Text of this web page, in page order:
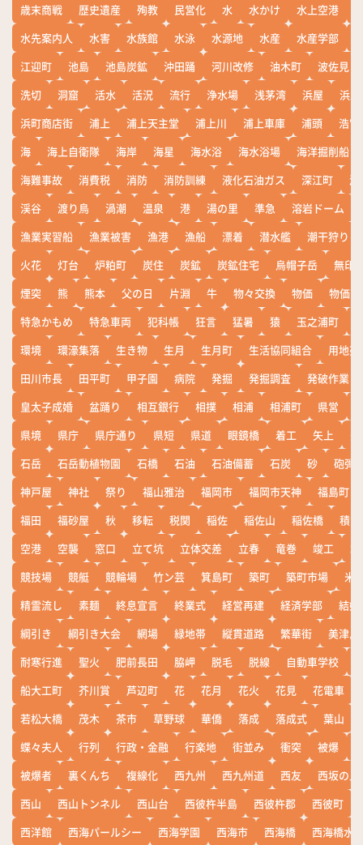
歳末商戦
歴史遺産 殉教 民営化 水 水かけ 水上空港
水先案内人
水害 水族館 水泳 水源地 水産 水産学部
江迎町
池島 池島炭鉱 沖田踊 河川改修 油木町
波佐見
洗切
洞窟 活水 活況 流行 浄水場 浅茅湾 浜屋
浜
浜町商店街
浦上 浦上天主堂 浦上川 浦上車庫 浦頭
浩宮
海
海上自衛隊 海岸 海星 海水浴 海水浴場
海洋掘削船
海難事故
消費税 消防 消防訓練 液化石油ガス 深江町
淵
渓谷
渡り鳥 渦潮 温泉 港 湯の里 準急 溶岩ドーム
漁業実習船
漁業被害 漁港 漁船 漂着 潜水艦
潮干狩り
火花
灯台 炉粕町 炭住 炭鉱 炭鉱住宅 烏帽子岳
無印
煙突
熊 熊本 父の日 片淵 牛 物々交換 物価
物価高
特急かもめ
特急車両 犯科帳 狂言 猛暑 猿 玉之浦町
環境
環濠集落 生き物 生月 生月町 生活協同組合
用地売
田川市長
田平町 甲子園 病院 発掘 発掘調査
発破作業
皇太子成婚
盆踊り 相互銀行 相撲 相浦 相浦町 県営
県境
県庁 県庁通り 県短 県道 眼鏡橋 着工 矢上
石岳
石岳動植物園 石橋 石油 石油備蓄 石炭 砂
砲弾
神戸屋
神社 祭り 福山雅治 福岡市 福岡市天神
福島町
福田
福砂屋 秋 移転 税関 稲佐 稲佐山 稲佐橋
積雪
空港
空襲 窓口 立て坑 立体交差 立春 竜巻 竣工
競技場
競艇 競輪場 竹ン芸 箕島町 築町 築町市場
米
精霊流し
素麺 終息宣言 終業式 経営再建 経済学部
結婚
綱引き
綱引き大会 網場 緑地帯 縦貫道路 繁華街
美津島
耐寒行進
聖火 肥前長田 脇岬 脱毛 脱線 自動車学校
船大工町
芥川賞 芦辺町 花 花月 花火 花見 花電車
若松大橋
茂木 茶市 草野球 華僑 落成 落成式 葉山
蝶々夫人
行列 行政・金融 行楽地 街並み 衝突 被爆
被爆者
裏くんち 複線化 西九州 西九州道 西友
西坂の丘
西山
西山トンネル 西山台 西彼杵半島 西彼杵郡 西彼町
西洋館
西海パールシー 西海学園 西海市 西海橋
西海橋水